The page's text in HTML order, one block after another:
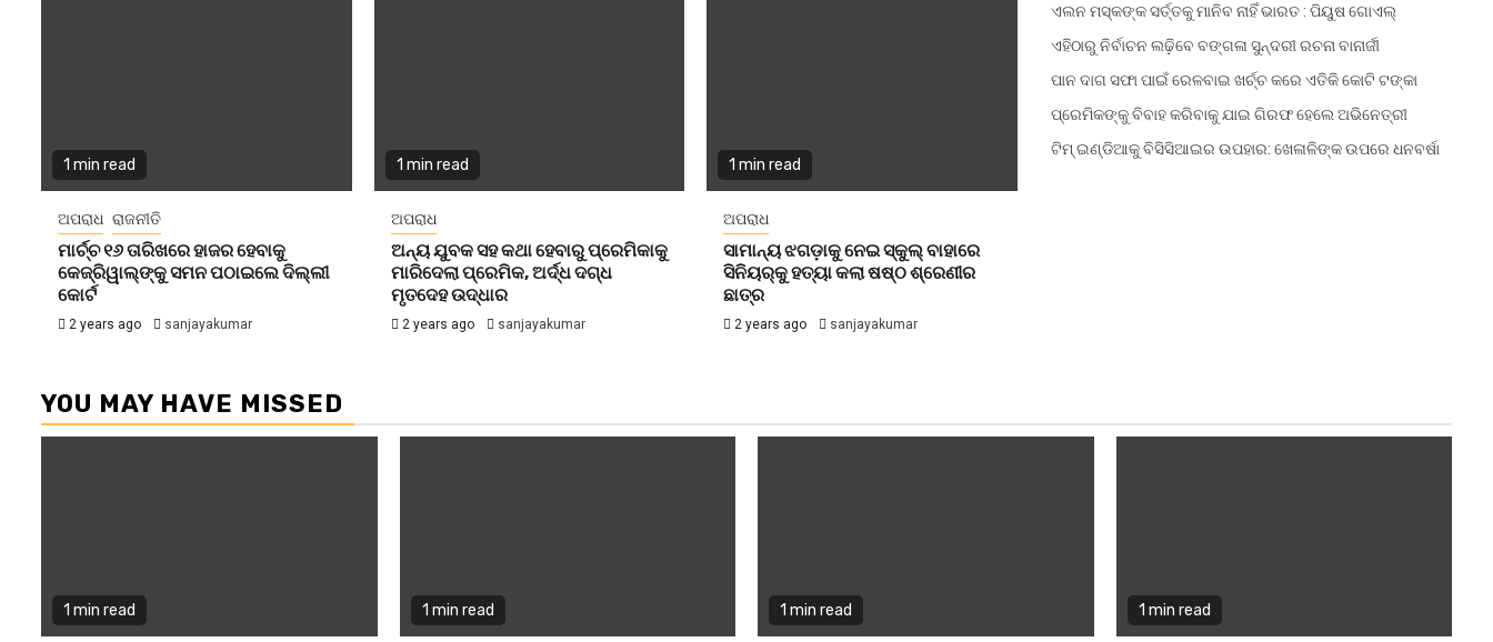
1 min read
ଅପରାଧ ରାଜନୀତି
ମାର୍ଚ୍ଚ ୧୬ ତାରିଖରେ ହାଜର ହେବାକୁ
କେଜ୍ରିୱାଲ୍‌ଙ୍କୁ ସମନ ପଠାଇଲେ ଦିଲ୍ଲୀ
କୋର୍ଟ
2 years ago sanjayakumar
1 min read
ଅପରାଧ
ଅନ୍ୟ ଯୁବକ ସହ କଥା ହେବାରୁ ପ୍ରେମିକାକୁ
ମାରିଦେଲା ପ୍ରେମିକ, ଅର୍ଦ୍ଧ ଦଗ୍ଧ
ମୃତଦେହ ଉଦ୍ଧାର
2 years ago sanjayakumar
1 min read
ଅପରାଧ
ସାମାନ୍ୟ ଝଗଡ଼ାକୁ ନେଇ ସ୍କୁଲ୍‌ ବାହାରେ
ସିନିୟର୍‌କୁ ହତ୍ୟା କଲା ଷଷ୍ଠ ଶ୍ରେଣୀର
ଛାତ୍ର
2 years ago sanjayakumar
ଏଲନ ମସ୍କଙ୍କ ସର୍ତ୍ତକୁ ମାନିବ ନାହିଁ ଭାରତ : ପିୟୁଷ ଗୋଏଲ୍
ଏହିଠାରୁ ନିର୍ବାଚନ ଲଢ଼ିବେ ବଙ୍ଗଳା ସୁନ୍ଦରୀ ରଚନା ବାନାର୍ଜୀ
ପାନ ଦାଗ ସଫା ପାଇଁ ରେଳବାଇ ଖର୍ଚ୍ଚ କରେ ଏତିକି କୋଟି ଟଙ୍କା
ପ୍ରେମିକଙ୍କୁ ବିବାହ କରିବାକୁ ଯାଇ ଗିରଫ ହେଲେ ଅଭିନେତ୍ରୀ
ଟିମ୍ ଇଣ୍ଡିଆକୁ ବିସିସିଆଇର ଉପହାର: ଖେଳାଳିଙ୍କ ଉପରେ ଧନବର୍ଷା
YOU MAY HAVE MISSED
1 min read 1 min read 1 min read 1 min read